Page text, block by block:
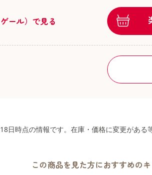
ール）で見る
日時点の情報です。在庫・価格に変更があ
この商品を見た方におすすめの